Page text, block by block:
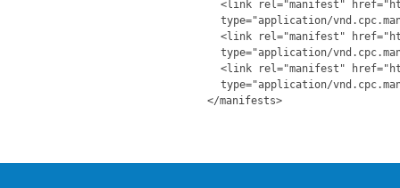
<link rel="manifest"
type="application/
<link rel="manifest"
type="application/
<link rel="manifest"
type="application/
</manifests>